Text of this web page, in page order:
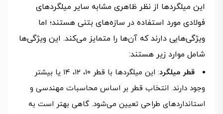
این میلگردها از نظر ظاهری مشابه سایر میلگردهای
فولادی مورد استفاده در سازه‌های بتنی هستند؛ اما
ویژگی‌هایی دارند که آن‌ها را متمایز می‌کند. این ویژگی‌ها
شامل موارد زیر هستند:
قطر میلگرد
: این میلگردها با قطر ۱۰، ۱۲، ۱۴ یا بیشتر
وجود دارند. انتخاب قطر بر اساس محاسبات مهندسی و
استانداردهای طراحی تعیین می‌شود. گاهی بهتر است به